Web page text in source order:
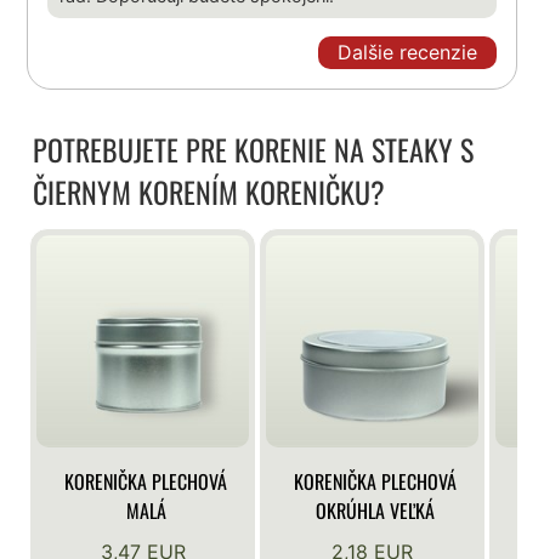
Dalšie recenzie
POTREBUJETE PRE KORENIE NA STEAKY S
ČIERNYM KORENÍM KORENIČKU?
KORENIČKA PLECHOVÁ
MALÁ
3,47 EUR
KORENIČKA PLECHOVÁ
OKRÚHLA VEĽKÁ
2,18 EUR